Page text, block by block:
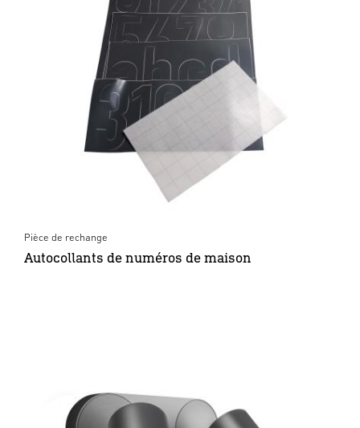
Pièce de rechange
Autocollants de numéros de maison